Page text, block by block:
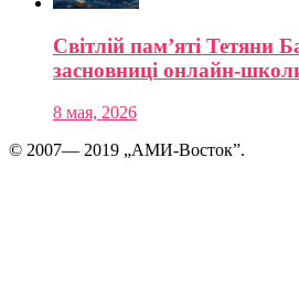
Світлій пам’яті Тетяни
засновниці онлайн-
8 мая, 2026
© 2007— 2019 „АМИ-Восток”.